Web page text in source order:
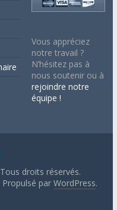
Vous appréciez
notre travail ?
N’hésitez pas à
nous soutenir ou à
rejoindre notre
équipe !
droits réservés.
Propulsé parWordPress.